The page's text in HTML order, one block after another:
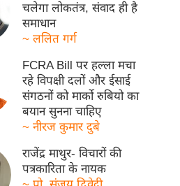
चलेगा लोकतंत्र, संवाद ही है
समाधान
~ ललित गर्ग
FCRA Bill पर हल्ला मचा
रहे विपक्षी दलों और ईसाई
संगठनों को मार्को रुबियो का
बयान सुनना चाहिए
~ नीरज कुमार दुबे
राजेंद्र माथुर- विचारों की
पत्रकारिता के नायक